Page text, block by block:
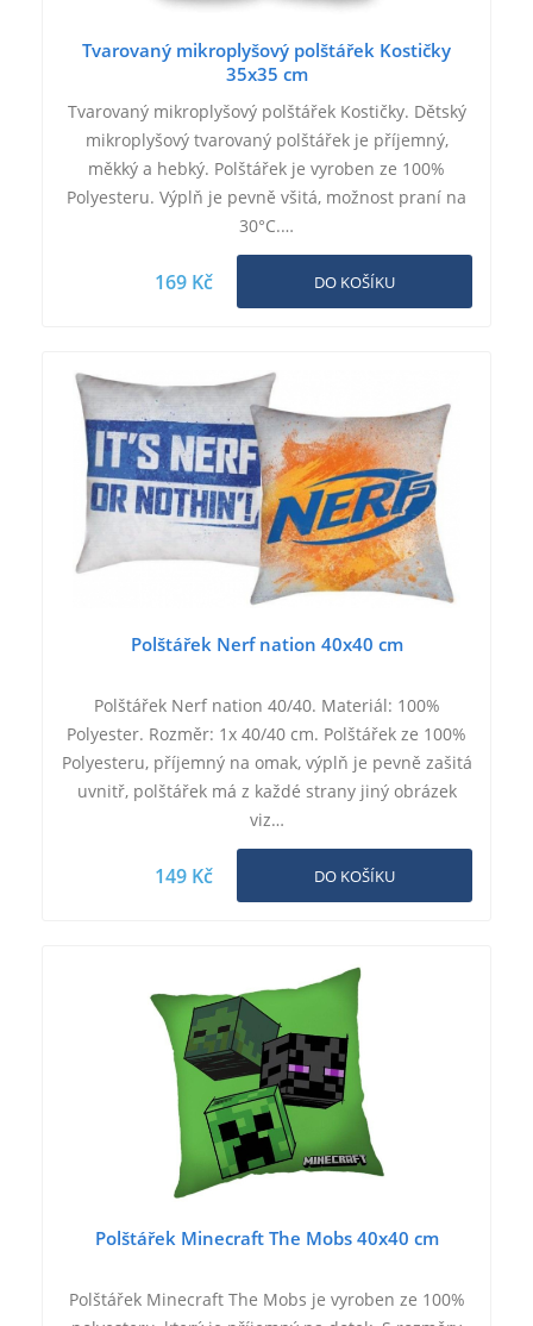
Tvarovaný mikroplyšový polštářek Kostičky
35x35 cm
Tvarovaný mikroplyšový polštářek Kostičky. Dětský
mikroplyšový tvarovaný polštářek je příjemný,
měkký a hebký. Polštářek je vyroben ze 100%
Polyesteru. Výplň je pevně všitá, možnost praní na
30°C.…
169 Kč DO KOŠÍKU
Polštářek Nerf nation 40x40 cm
Polštářek Nerf nation 40/40. Materiál: 100%
Polyester. Rozměr: 1x 40/40 cm. Polštářek ze 100%
Polyesteru, příjemný na omak, výplň je pevně zašitá
uvnitř, polštářek má z každé strany jiný obrázek
viz…
149 Kč DO KOŠÍKU
Polštářek Minecraft The Mobs 40x40 cm
Polštářek Minecraft The Mobs je vyroben ze 100%